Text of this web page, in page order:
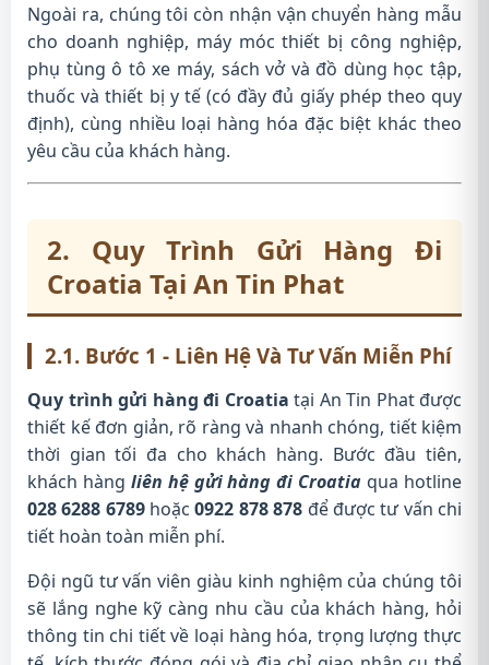
Ngoài ra, chúng tôi còn nhận vận chuyển hàng mẫu
cho doanh nghiệp, máy móc thiết bị công nghiệp,
phụ tùng ô tô xe máy, sách vở và đồ dùng học tập,
thuốc và thiết bị y tế (có đầy đủ giấy phép theo quy
định), cùng nhiều loại hàng hóa đặc biệt khác theo
yêu cầu của khách hàng.
2. Quy Trình Gửi Hàng Đi
Croatia Tại An Tin Phat
2.1. Bước 1 - Liên Hệ Và Tư Vấn Miễn Phí
Quy trình gửi hàng đi Croatia tại An Tin Phat được
thiết kế đơn giản, rõ ràng và nhanh chóng, tiết kiệm
thời gian tối đa cho khách hàng. Bước đầu tiên,
khách hàng liên hệ gửi hàng đi Croatia qua hotline
028 6288 6789hoặc0922 878 878 để được tư vấn chi
tiết hoàn toàn miễn phí.
Đội ngũ tư vấn viên giàu kinh nghiệm của chúng tôi
sẽ lắng nghe kỹ càng nhu cầu của khách hàng, hỏi
thông tin chi tiết về loại hàng hóa, trọng lượng thực